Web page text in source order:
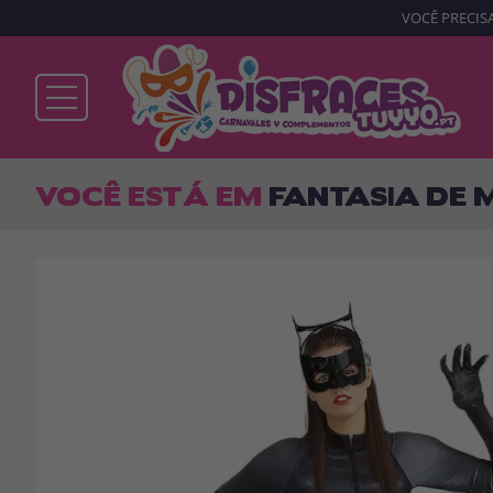
Já sou cliente
VOCÊ
VOCÊ ESTÁ EM FANTASIA DE